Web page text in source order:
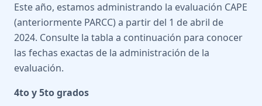
Este año, estamos administrando la evaluación CAPE
(anteriormente PARCC) a partir del 1 de abril de
2024. Consulte la tabla a continuación para conocer
las fechas exactas de la administración de la
evaluación.
4to y 5to grados